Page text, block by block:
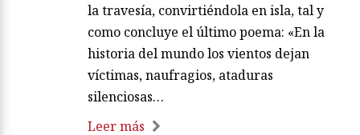
la travesía, convirtiéndola en isla, tal y
como concluye el último poema: «En la
historia del mundo los vientos dejan
víctimas, naufragios, ataduras
silenciosas…
Leer más